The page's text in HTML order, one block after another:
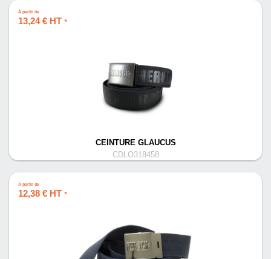
À partir de
13,24 € HT *
CEINTURE GLAUCUS
CDLO318458
À partir de
12,38 € HT *